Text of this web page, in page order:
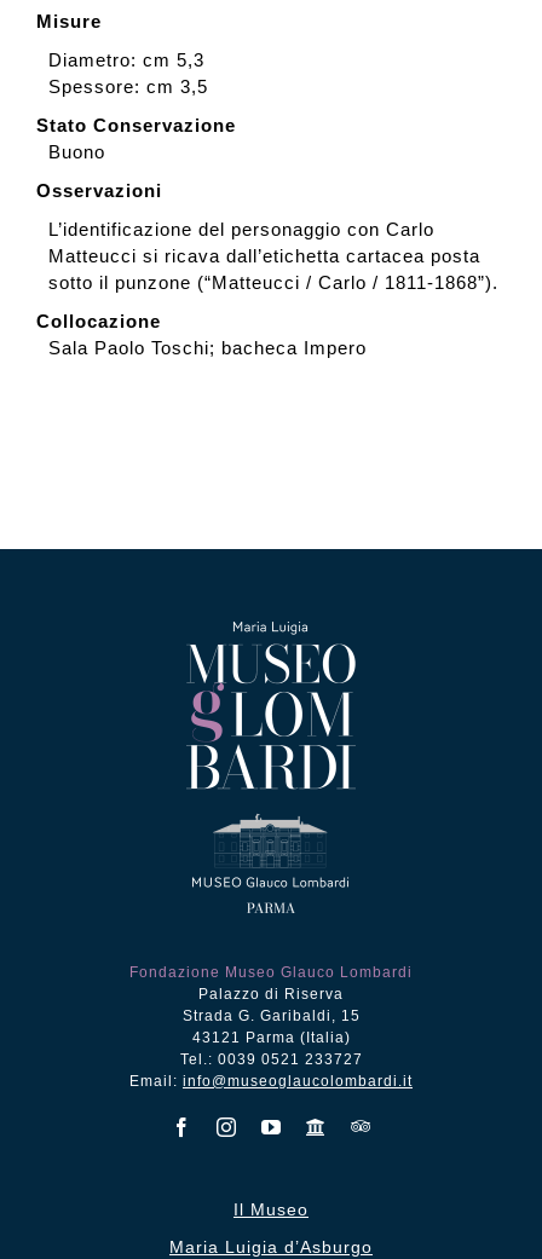
Misure
Diametro: cm 5,3
Spessore: cm 3,5
Stato Conservazione
Buono
Osservazioni
L’identificazione del personaggio con Carlo
Matteucci si ricava dall’etichetta cartacea posta
sotto il punzone (“Matteucci / Carlo / 1811-1868”).
Collocazione
Sala Paolo Toschi; bacheca Impero
Fondazione Museo Glauco Lombardi
Palazzo di Riserva
Strada G. Garibaldi, 15
43121 Parma (Italia)
Tel.: 0039 0521 233727
Email: info@museoglaucolombardi.it
Il Museo
Maria Luigia d’Asburgo